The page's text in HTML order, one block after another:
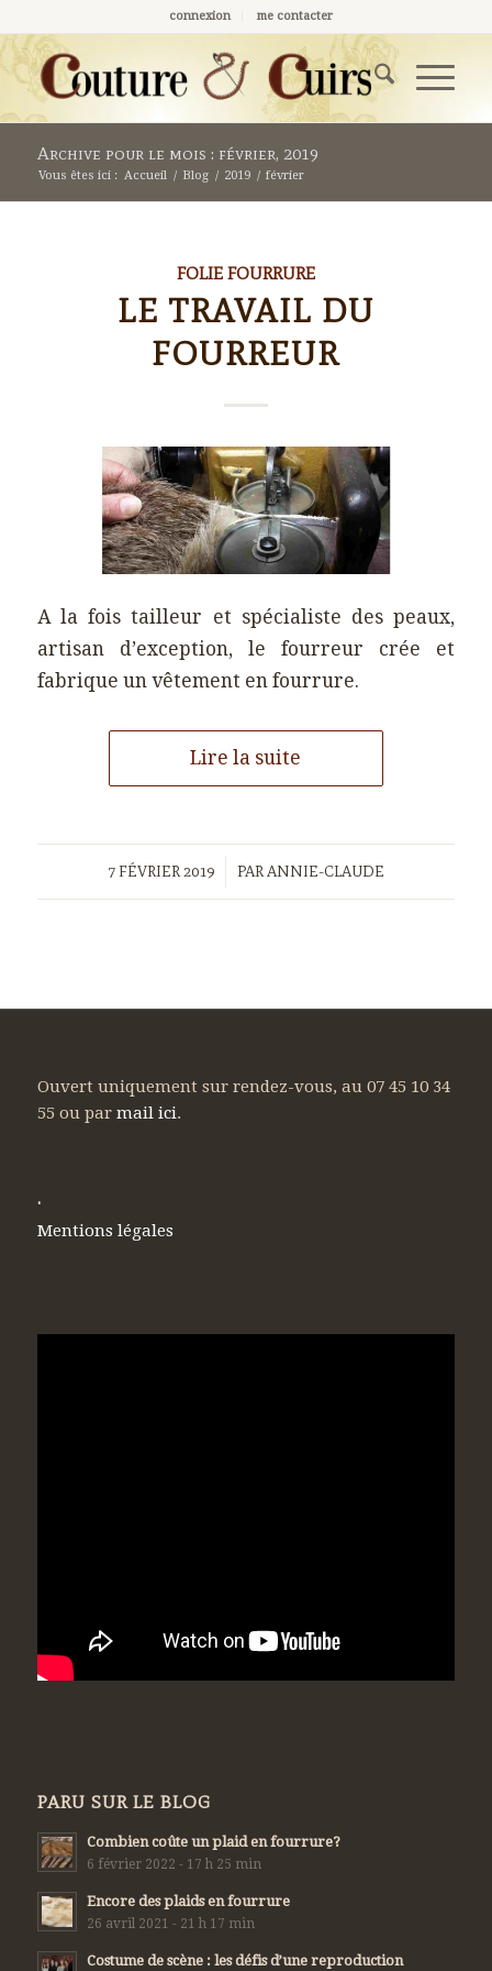
connexion me contacter
Archive pour le mois : février, 2019
Vous êtes ici : Accueil / Blog / 2019 / février
FOLIE FOURRURE
LE TRAVAIL DU
FOURREUR
A la fois tailleur et spécialiste des peaux,
artisan d’exception, le fourreur crée et
fabrique un vêtement en fourrure.
Lire la suite
7 FÉVRIER 2019
/ PARANNIE-CLAUDE
Ouvert uniquement sur rendez-vous, au 07 45 10 34
55 ou par mail ici.
.
Mentions légales
PARU SUR LE BLOG
Combien coûte un plaid en fourrure?
6 février 2022 - 17 h 25 min
Encore des plaids en fourrure
26 avril 2021 - 21 h 17 min
Costume de scène : les défis d’une reproduction